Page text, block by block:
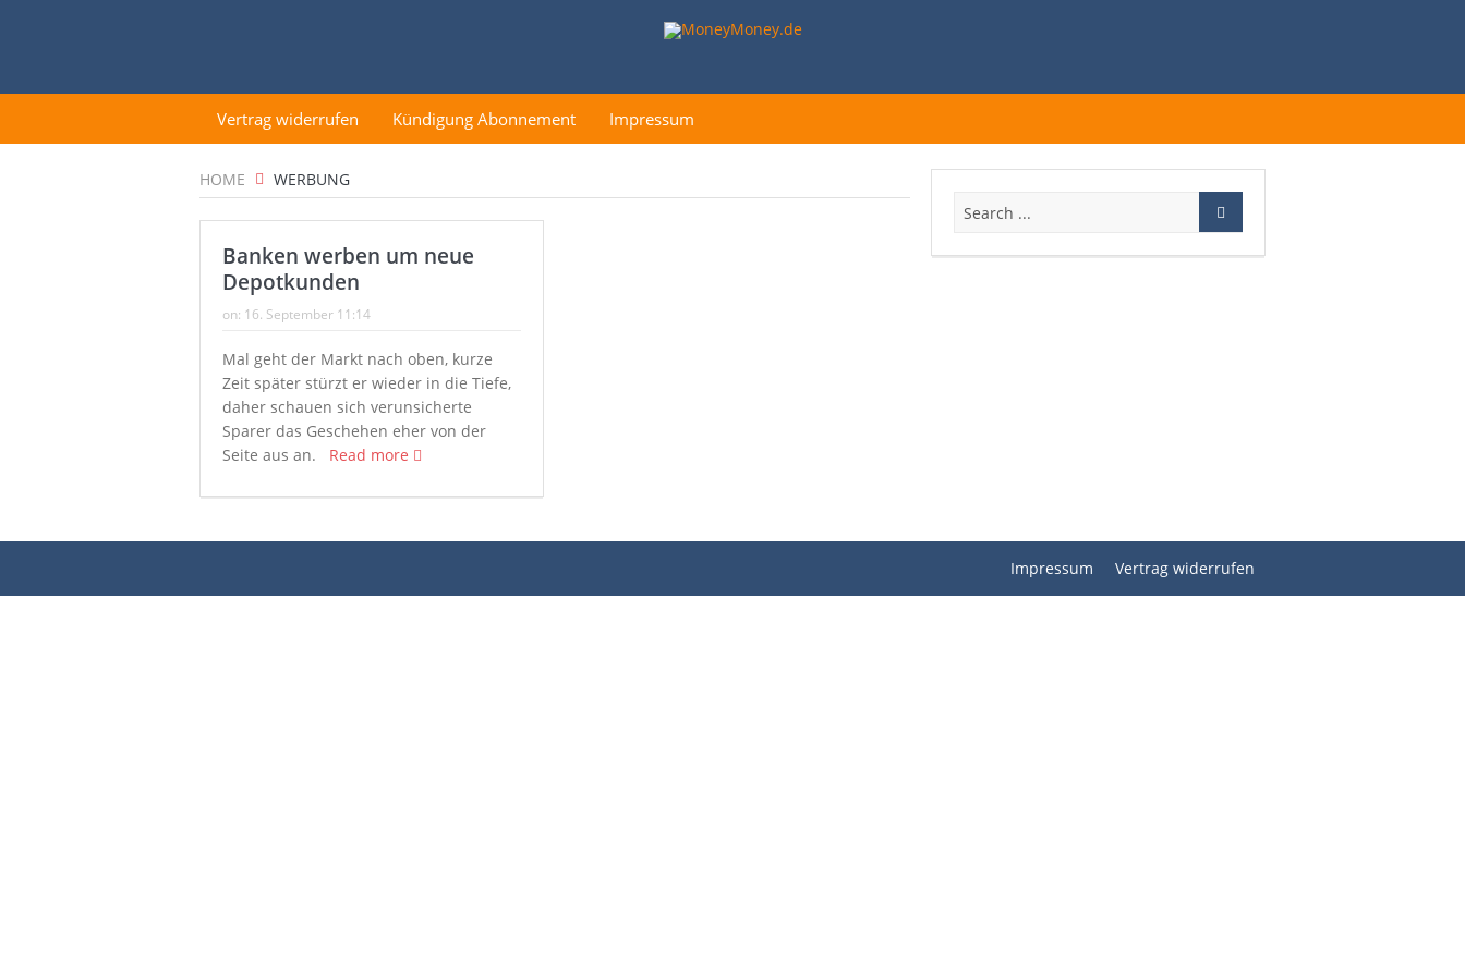
Vertrag widerrufen Kündigung Abonnement Impressum
HOME WERBUNG
Banken werben um neue
Depotkunden
on: 16. September 11:14
Mal geht der Markt nach oben, kurze
Zeit später stürzt er wieder in die Tiefe,
daher schauen sich verunsicherte
Sparer das Geschehen eher von der
Seite aus an. Read more
Impressum Vertrag widerrufen